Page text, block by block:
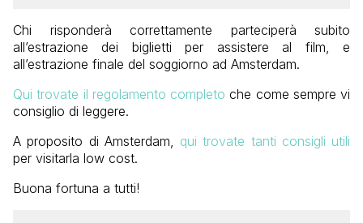
Chi risponderà correttamente parteciperà subito
all’estrazione dei biglietti per assistere al film, e
all’estrazione finale del soggiorno ad Amsterdam.
Qui trovate il regolamento completo che come sempre vi
consiglio di leggere.
A proposito di Amsterdam, qui trovate tanti consigli utili
per visitarla low cost.
Buona fortuna a tutti!